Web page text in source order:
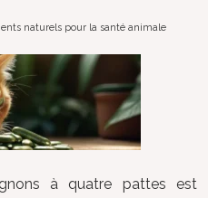
naturels pour la santé animale
à quatre pattes est